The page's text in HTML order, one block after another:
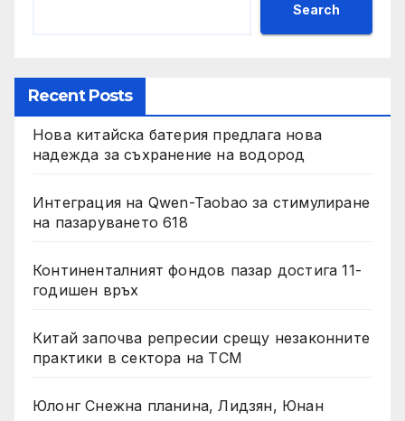
Search
Recent Posts
Нова китайска батерия предлага нова
надежда за съхранение на водород
Интеграция на Qwen-Taobao за стимулиране
на пазаруването 618
Континенталният фондов пазар достига 11-
годишен връх
Китай започва репресии срещу незаконните
практики в сектора на TCM
Юлонг Снежна планина, Лидзян, Юнан